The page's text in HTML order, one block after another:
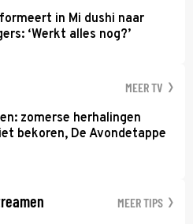
in Mi dushi naar
‘Werkt alles nog?’
MEER TV
zomerse herhalingen
bekoren, De Avondetappe
MEER TIPS